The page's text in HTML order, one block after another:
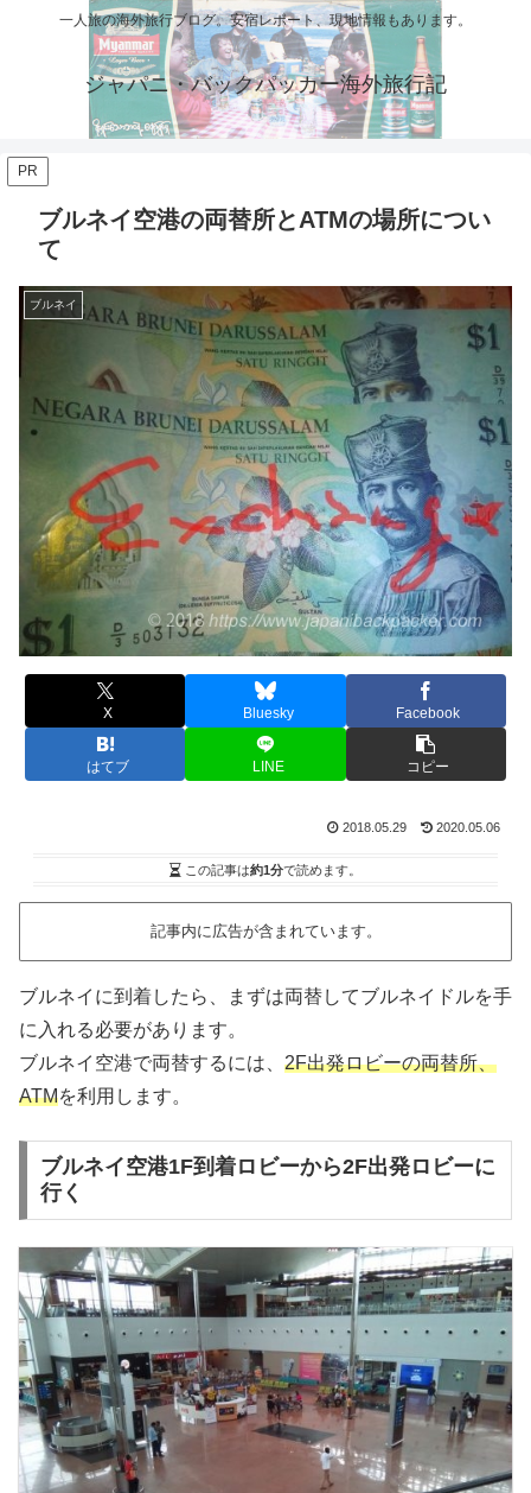
一人旅の海外旅行ブログ。安宿レポート、現地情報もあります。
ジャパニ・バックパッカー海外旅行記
PR
ブルネイ空港の両替所とATMの場所につい
て
ブルネイ
X Bluesky Facebook
はてブ LINE コピー
2018.05.29 2020.05.06
この記事は約1分で読めます。
記事内に広告が含まれています。
ブルネイに到着したら、まずは両替してブルネイドルを手
に入れる必要があります。
ブルネイ空港で両替するには、 2F出発ロビーの両替所、
ATMを利用します。
ブルネイ空港1F到着ロビーから2F出発ロビーに
行く